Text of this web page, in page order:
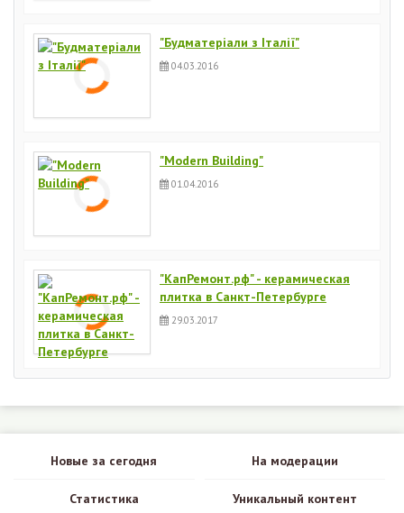
"Будматеріали з Італії"
04.03.2016
"Modern Building"
01.04.2016
"КапРемонт.рф" - керамическая
плитка в Санкт-Петербурге
29.03.2017
Новые за сегодня На модерации
Статистика Уникальный контент